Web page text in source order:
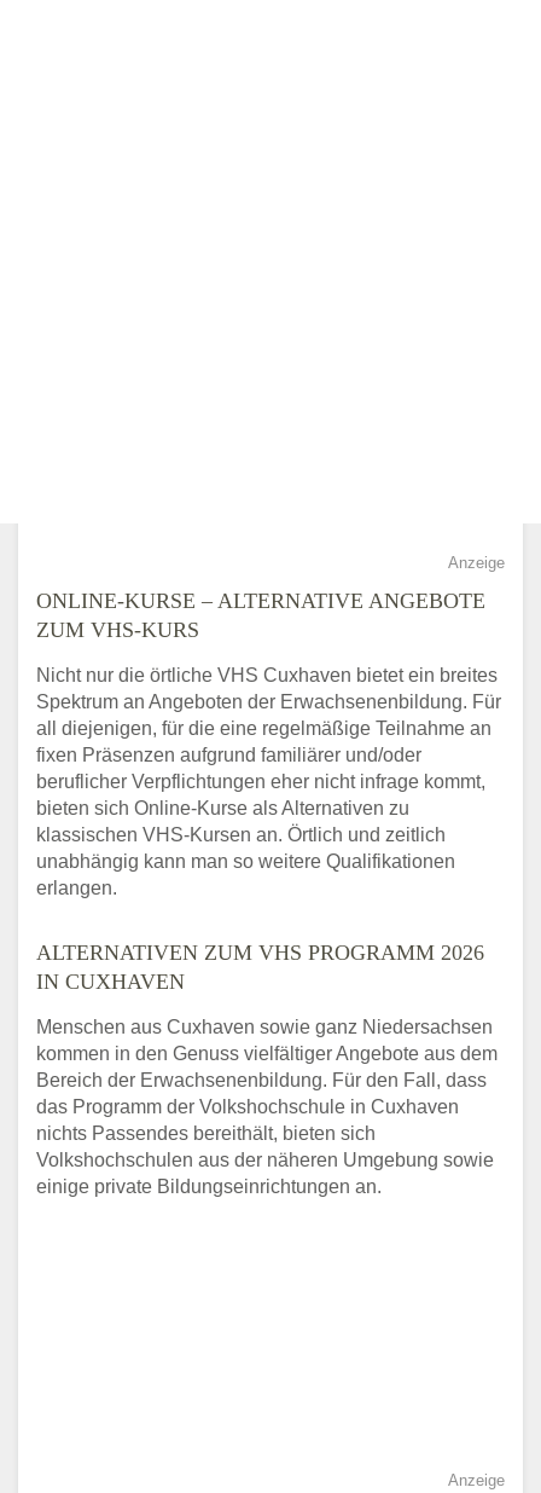
Anzeige
ONLINE-KURSE – ALTERNATIVE ANGEBOTE
ZUM VHS-KURS
Nicht nur die örtliche VHS Cuxhaven bietet ein breites
Spektrum an Angeboten der Erwachsenenbildung. Für
all diejenigen, für die eine regelmäßige Teilnahme an
fixen Präsenzen aufgrund familiärer und/oder
beruflicher Verpflichtungen eher nicht infrage kommt,
bieten sich Online-Kurse als Alternativen zu
klassischen VHS-Kursen an. Örtlich und zeitlich
unabhängig kann man so weitere Qualifikationen
erlangen.
ALTERNATIVEN ZUM VHS PROGRAMM 2026
IN CUXHAVEN
Menschen aus Cuxhaven sowie ganz Niedersachsen
kommen in den Genuss vielfältiger Angebote aus dem
Bereich der Erwachsenenbildung. Für den Fall, dass
das Programm der Volkshochschule in Cuxhaven
nichts Passendes bereithält, bieten sich
Volkshochschulen aus der näheren Umgebung sowie
einige private Bildungseinrichtungen an.
Anzeige